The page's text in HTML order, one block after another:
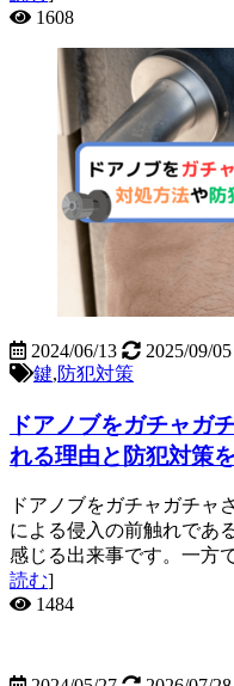
1608
2024/06/13
2025/09/05
鍵,防犯対策
ドアノブをガチャガ
れる理由と防犯対策
ドアノブをガチャガチャ
による侵入の前触れであ
感じる出来事です。一方
読む]
1484